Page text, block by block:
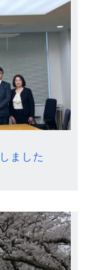
ました